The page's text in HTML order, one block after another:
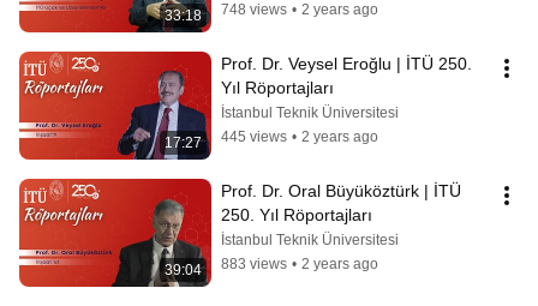
33:18
748 views • 2 years ago
17:27
Prof. Dr. Veysel Eroğlu | İTÜ 250.
Yıl Röportajları
İstanbul Teknik Üniversitesi
445 views • 2 years ago
39:04
Prof. Dr. Oral Büyüköztürk | İTÜ
250. Yıl Röportajları
İstanbul Teknik Üniversitesi
883 views • 2 years ago